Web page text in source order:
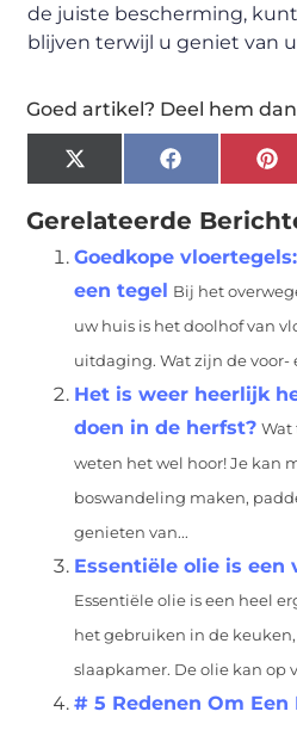
de juiste bescherming,
blijven terwijl u geniet van
Goed artikel? Deel hem
X
(Twitter)
Facebook
Gerelateerde
Goedkope
een tegel Bij het
uw huis is het doolhof van
uitdaging. Wat zijn de voor-
Het is weer heerlijk
doen in de herfst? Wat
weten het wel hoor! Je kan
boswandeling maken,
genieten van...
Essentiële olie is
Essentiële olie is een heel
het gebruiken in de
slaapkamer. De olie kan op
# 5 Redenen Om Een